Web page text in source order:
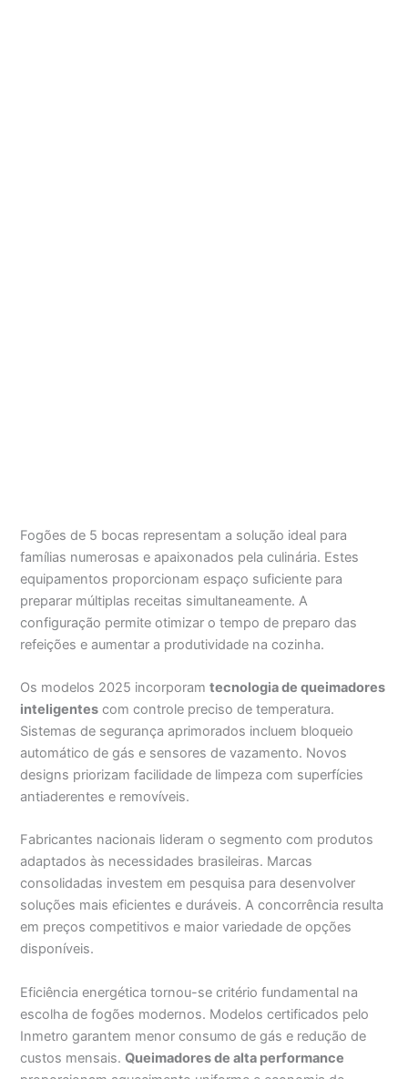
Fogões de 5 bocas representam a solução ideal para
famílias numerosas e apaixonados pela culinária. Estes
equipamentos proporcionam espaço suficiente para
preparar múltiplas receitas simultaneamente. A
configuração permite otimizar o tempo de preparo das
refeições e aumentar a produtividade na cozinha.
Os modelos 2025 incorporamtecnologia de queimadores
inteligentes com controle preciso de temperatura.
Sistemas de segurança aprimorados incluem bloqueio
automático de gás e sensores de vazamento. Novos
designs priorizam facilidade de limpeza com superfícies
antiaderentes e removíveis.
Fabricantes nacionais lideram o segmento com produtos
adaptados às necessidades brasileiras. Marcas
consolidadas investem em pesquisa para desenvolver
soluções mais eficientes e duráveis. A concorrência resulta
em preços competitivos e maior variedade de opções
disponíveis.
Eficiência energética tornou-se critério fundamental na
escolha de fogões modernos. Modelos certificados pelo
Inmetro garantem menor consumo de gás e redução de
custos mensais.Queimadores de alta performance